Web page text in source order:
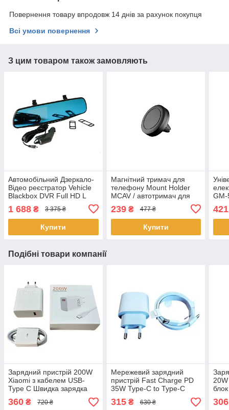
Повернення товару впродовж 14 днів за рахунок покупця
Всі умови повернення
З цим товаром також замовляють
Автомобільний Дзеркало-
Відео реєстратор Vehicle
Blackbox DVR Full HD L
1 688 ₴ 3 375 ₴
Купити
Магнітний тримач для
телефону Mount Holder
MCAV / автотримач для
239₴ 477 ₴
Купити
GM-
421
Подібні товари компанії
Зарядний пристрій 200W
Xiaomi з кабелем USB-
Type C Швидка зарядка
QC/PD для смартфонів і
ноутбуків
360 ₴ 720 ₴
Мережевий зарядний
пристрій Fast Charge PD
35W Type-C to Type-C
блок и кабель 1 порт Білий
315₴ 630 ₴ 306